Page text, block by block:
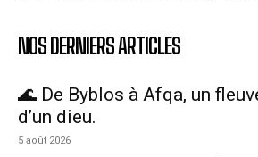
NOS DERNIERS ARTICLES
🌊 De Byblos à Afqa, un
d’un dieu.
5 août 2026